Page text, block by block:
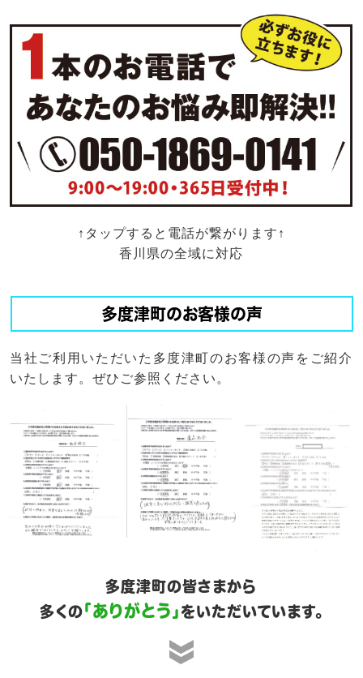
↑タップすると電話が繋がります↑
香川県の全域に対応
多度津町のお客様の声
当社ご利用いただいた多度津町のお客様の声をご紹介
いたします。ぜひご参照ください。
多度津町の皆さまから
多くの「ありがとう」 をいただいています。